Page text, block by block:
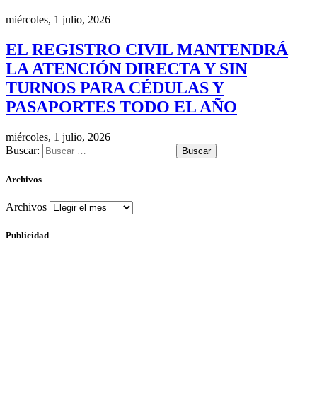
miércoles, 1 julio, 2026
EL REGISTRO CIVIL MANTENDRÁ
LA ATENCIÓN DIRECTA Y SIN
TURNOS PARA CÉDULAS Y
PASAPORTES TODO EL AÑO
miércoles, 1 julio, 2026
Buscar:
Archivos
Archivos
Publicidad